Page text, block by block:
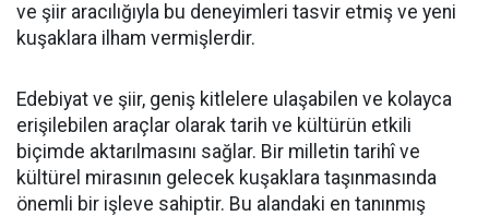
ve şiir aracılığıyla bu deneyimleri tasvir etmiş ve yeni
kuşaklara ilham vermişlerdir.
Edebiyat ve şiir, geniş kitlelere ulaşabilen ve kolayca
erişilebilen araçlar olarak tarih ve kültürün etkili
biçimde aktarılmasını sağlar. Bir milletin tarihî ve
kültürel mirasının gelecek kuşaklara taşınmasında
önemli bir işleve sahiptir. Bu alandaki en tanınmış